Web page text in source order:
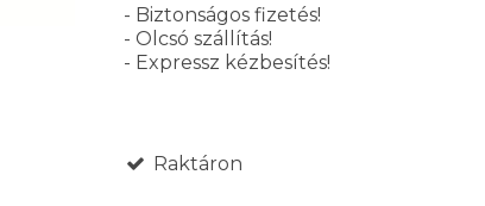
- Biztonságos fizetés!
- Olcsó szállítás!
- Expressz kézbesítés!
Raktáron